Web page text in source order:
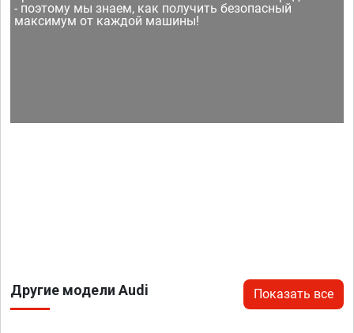
- поэтому мы знаем, как получить безопасный
максимум от каждой машины!
Другие модели Audi Показать все